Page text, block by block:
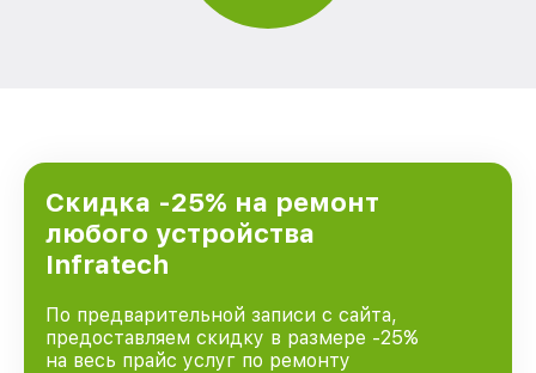
Скидка -25% на ремонт
любого устройства
Infratech
По предварительной записи с сайта,
предоставляем скидку в размере -25%
на весь прайс услуг по ремонту